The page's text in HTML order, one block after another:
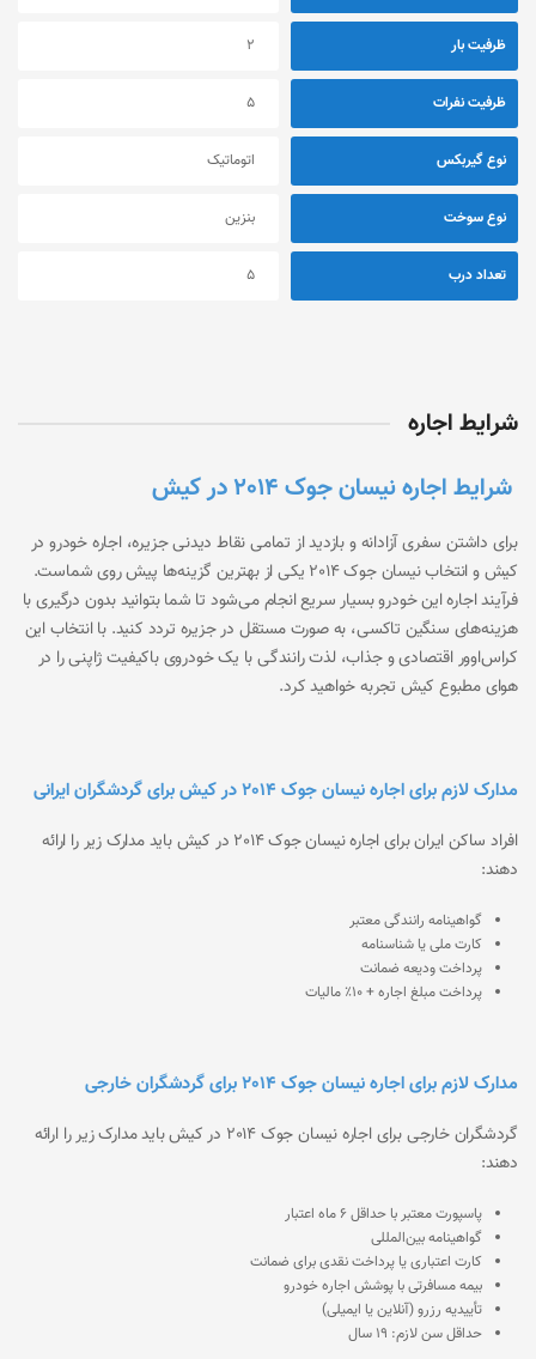
ظرفیت بار 2
ظرفیت نفرات 5
نوع گیربکس اتوماتیک
نوع سوخت بنزین
تعداد درب 5
شرایط اجاره
شرایط اجاره نیسان جوک 2014 در کیش
برای داشتن سفری آزادانه و بازدید از تمامی نقاط دیدنی جزیره، اجاره خودرو در
کیش
و انتخاب نیسان جوک 2014 یکی از بهترین گزینه‌ها پیش روی شماست.
فرآیند اجاره این خودرو بسیار سریع انجام می‌شود تا شما بتوانید بدون درگیری با
هزینه‌های سنگین تاکسی، به صورت مستقل در جزیره تردد کنید. با انتخاب این
کراس‌اوور اقتصادی و جذاب، لذت رانندگی با یک خودروی باکیفیت ژاپنی را در
هوای مطبوع کیش تجربه خواهید کرد.
مدارک لازم برای اجاره نیسان جوک 2014 در کیش برای گردشگران ایرانی
افراد ساکن ایران برای اجاره نیسان جوک 2014 در کیش باید مدارک زیر را ارائه
دهند:
گواهینامه رانندگی معتبر
کارت ملی یا شناسنامه
پرداخت ودیعه ضمانت
پرداخت مبلغ اجاره + ۱۰٪ مالیات
مدارک لازم برای اجاره نیسان جوک 2014 برای گردشگران خارجی
گردشگران خارجی برای اجاره نیسان جوک 2014 در کیش باید مدارک زیر را ارائه
دهند:
پاسپورت معتبر با حداقل ۶ ماه اعتبار
گواهینامه بین‌المللی
کارت اعتباری یا پرداخت نقدی برای ضمانت
بیمه مسافرتی با پوشش اجاره خودرو
تأییدیه رزرو (آنلاین یا ایمیلی)
حداقل سن لازم: 19 سال